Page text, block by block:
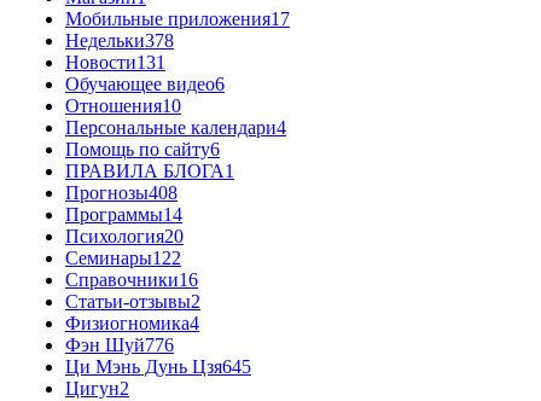
Мобильные приложения17
Недельки378
Новости131
Обучающее видео6
Отношения10
Персональные календари4
Помощь по сайту6
ПРАВИЛА БЛОГА1
Прогнозы408
Программы14
Психология20
Семинары122
Справочники16
Статьи-отзывы2
Физиогномика4
Фэн Шуй776
Ци Мэнь Дунь Цзя645
Цигун2